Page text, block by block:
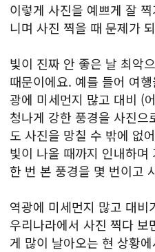
이렇게 사진을 예쁘게 잘
니며 사진 찍을 때 문제가
빛이 진짜 안 좋은 날 최악
때문이에요. 예를 들어 여
광에 미세먼지 많고 대비 (
청나게 강한 풍경을 사진으
도 사진을 망칠 수 밖에 없
빛이 나올 때까지 인내하
한 번 본 풍경을 몇 번이고
역광에 미세먼지 많고 대
우리나라에서 사진 찍다
게 많이 날아오는 현 상황